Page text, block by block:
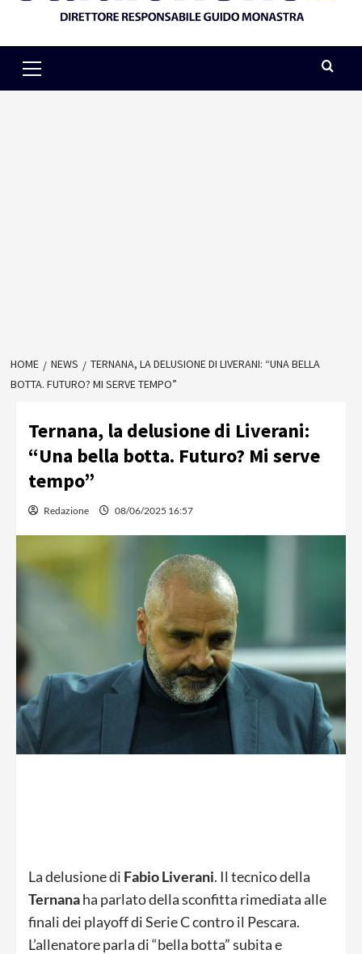
Menu
HOME NEWS
TERNANA, LA DELUSIONE DI LIVERANI: “UNA BELLA
BOTTA. FUTURO? MI SERVE TEMPO”
Ternana, la delusione di Liverani:
“Una bella botta. Futuro? Mi serve
tempo”
Redazione 08/06/2025 16:57
La delusione di Fabio Liverani. Il tecnico della
Ternanaha parlato della sconfitta rimediata alle
finali dei playoff di Serie C contro il Pescara.
L’allenatore parla di “bella botta” subita e